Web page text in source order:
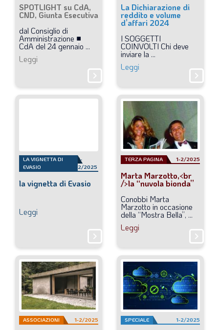
SPOTLIGHT su CdA,
CND, Giunta Esecutiva
dal Consiglio di
Amministrazione ■
CdA del 24 gennaio ...
Leggi
chevron_right
La Dichiarazione di
reddito e volume
d’affari 2024
I SOGGETTI
COINVOLTI Chi deve
inviare la ...
Leggi
chevron_right
LA VIGNETTA DI
EVASIO
1-
2/2025
la vignetta di Evasio
Leggi
chevron_right
TERZA PAGINA 1-2/2025
Marta Marzotto,<br
/>la “nuvola bionda”
Conobbi Marta
Marzotto in occasione
della “Mostra Bella”, ...
Leggi
chevron_right
ASSOCIAZIONI 1-2/2025 SPECIALE 1-2/2025